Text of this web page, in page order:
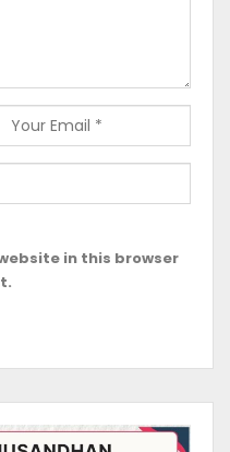
in this browser